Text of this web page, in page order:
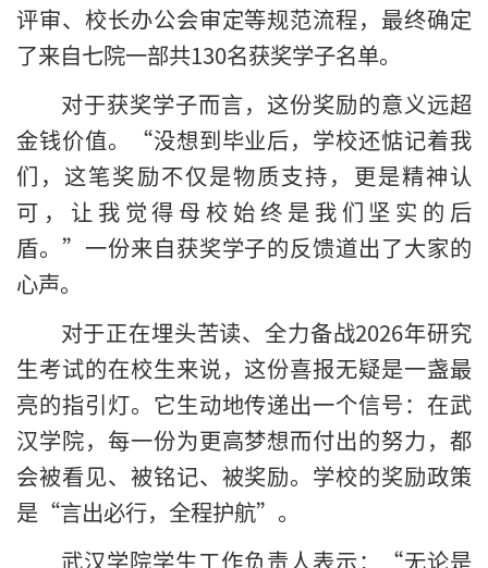
评审、校长办公会审定等规范流程，最终确定
了来自七院一部共130名获奖学子名单。
对于获奖学子而言，这份奖励的意义远超
金钱价值。“没想到毕业后，学校还惦记着我
们，这笔奖励不仅是物质支持，更是精神认
可，让我觉得母校始终是我们坚实的后
盾。”一份来自获奖学子的反馈道出了大家的
心声。
对于正在埋头苦读、全力备战2026年研究
生考试的在校生来说，这份喜报无疑是一盏最
亮的指引灯。它生动地传递出一个信号：在武
汉学院，每一份为更高梦想而付出的努力，都
会被看见、被铭记、被奖励。学校的奖励政策
是“言出必行，全程护航”。
武汉学院学生工作负责人表示：“无论是